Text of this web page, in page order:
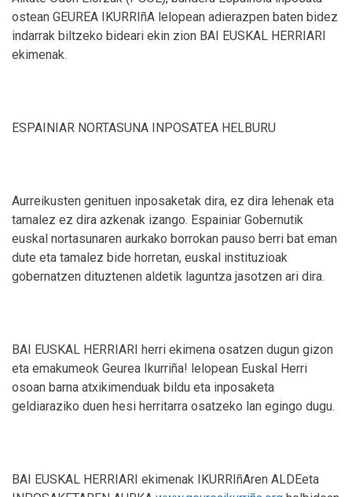
ostean GEUREA IKURRIñA lelopean adierazpen baten bidez
indarrak biltzeko bideari ekin zion BAI EUSKAL HERRIARI
ekimenak.
ESPAINIAR NORTASUNA INPOSATEA HELBURU
Aurreikusten genituen inposaketak dira, ez dira lehenak eta
tamalez ez dira azkenak izango. Espainiar Gobernutik
euskal nortasunaren aurkako borrokan pauso berri bat eman
dute eta tamalez bide horretan, euskal instituzioak
gobernatzen dituztenen aldetik laguntza jasotzen ari dira.
BAI EUSKAL HERRIARI herri ekimena osatzen dugun gizon
eta emakumeok Geurea Ikurriña! lelopean Euskal Herri
osoan barna atxikimenduak bildu eta inposaketa
geldiaraziko duen hesi herritarra osatzeko lan egingo dugu.
BAI EUSKAL HERRIARI ekimenak IKURRIñAren ALDEeta